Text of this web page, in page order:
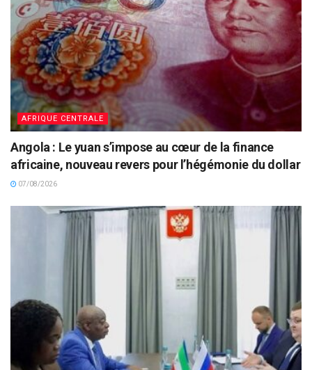
AFRIQUE CENTRALE
Angola : Le yuan s’impose au cœur de la finance
africaine, nouveau revers pour l’hégémonie du dollar
07/08/2026